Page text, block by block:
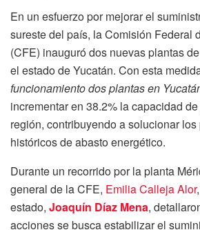
En un esfuerzo por mejorar el
sureste del país, la Comisión Federal
(CFE) inauguró dos nuevas plantas
el estado de Yucatán. Con esta
funcionamiento dos plantas en
incrementar en 38.2% la capacidad
región, contribuyendo a solucionar
históricos de abasto energético.
Durante un recorrido por la planta
general de la CFE, Emilia Calleja Alor
estado, Joaquín Díaz Mena,
acciones se busca estabilizar el